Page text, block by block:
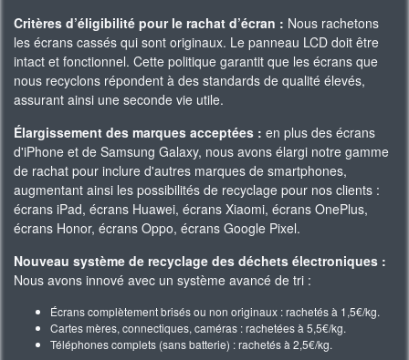
Critères d’éligibilité pour le rachat d’écran : Nous rachetons
les écrans cassés qui sont originaux. Le panneau LCD doit être
intact et fonctionnel. Cette politique garantit que les écrans que
nous recyclons répondent à des standards de qualité élevés,
assurant ainsi une seconde vie utile.
Élargissement des marques acceptées : en plus des écrans
d'iPhone et de Samsung Galaxy, nous avons élargi notre gamme
de rachat pour inclure d'autres marques de smartphones,
augmentant ainsi les possibilités de recyclage pour nos clients :
écrans iPad, écrans Huawei, écrans Xiaomi, écrans OnePlus,
écrans Honor, écrans Oppo, écrans Google Pixel.
Nouveau système de recyclage des déchets électroniques :
Nous avons innové avec un système avancé de tri :
Écrans complètement brisés ou non originaux : rachetés à 1,5€/kg.
Cartes mères, connectiques, caméras : rachetées à 5,5€/kg.
Téléphones complets (sans batterie) : rachetés à 2,5€/kg.